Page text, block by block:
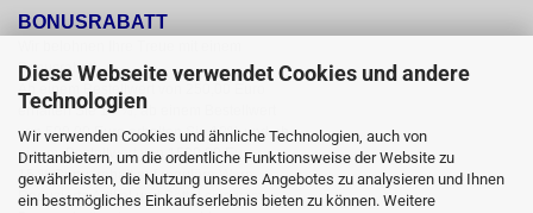
Diese Webseite verwendet Cookies und andere
Technologien
Wir verwenden Cookies und ähnliche Technologien, auch von
Drittanbietern, um die ordentliche Funktionsweise der Website zu
gewährleisten, die Nutzung unseres Angebotes zu analysieren und Ihnen
ein bestmögliches Einkaufserlebnis bieten zu können. Weitere
BONUSRABATT
Bonusrabatt.
Ab einem Bestellwert von 250,00 Euro
erhalten Sie 10 %, ab einem Bestellwert
von 500,00 Euro erhalten Sie 12% und ab
einem  Bestellwert von 1500,00 Euro
15 % Bonusrabatt auf reguläre Ware.
Reduzierte Artikel und Sättel sind vom